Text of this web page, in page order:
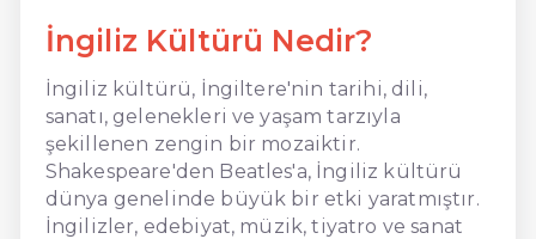
İngiliz Kültürü Nedir?
İngiliz kültürü, İngiltere'nin tarihi, dili,
sanatı, gelenekleri ve yaşam tarzıyla
şekillenen zengin bir mozaiktir.
Shakespeare'den Beatles'a, İngiliz kültürü
dünya genelinde büyük bir etki yaratmıştır.
İngilizler, edebiyat, müzik, tiyatro ve sanat